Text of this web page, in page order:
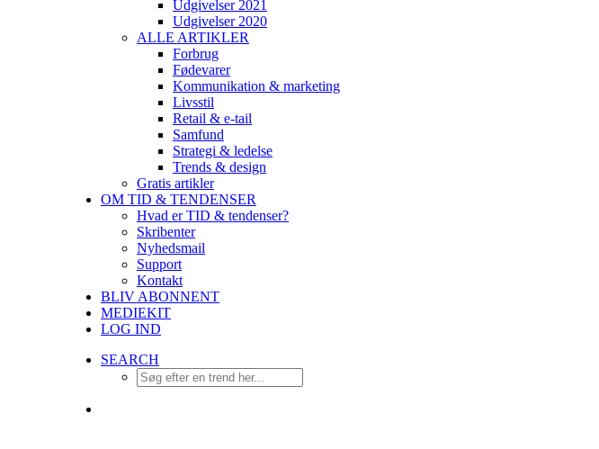
Udgivelser 2021
Udgivelser 2020
ALLE ARTIKLER
Forbrug
Fødevarer
Kommunikation & marketing
Livsstil
Retail & e-tail
Samfund
Strategi & ledelse
Trends & design
Gratis artikler
OM TID & TENDENSER
Hvad er TID & tendenser?
Skribenter
Nyhedsmail
Support
Kontakt
BLIV ABONNENT
MEDIEKIT
LOG IND
SEARCH